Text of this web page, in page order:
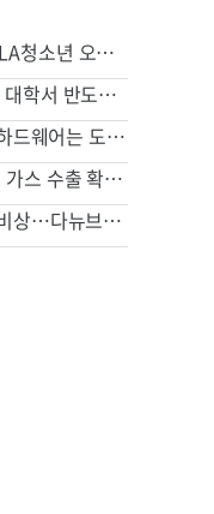
악기 처음 배우는 학생 모여라…LA청소년 오케스트라 모집
한국공학대 학생 15명, 싱가포르 대학서 반도체 실무 교육
[팩플] 윤곽 드러난 오픈AI의 AI 하드웨어는 도넛 모양 스피커
투르크멘 대통령 "글로벌 시장에 가스 수출 확대 용의"
[영상] 가뭄에 원전 냉각수 확보 비상…다뉴브강에 바지선까지 침몰시켜